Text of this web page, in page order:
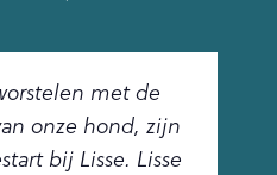
met de
onze hond, zijn
bij Lisse. Lisse